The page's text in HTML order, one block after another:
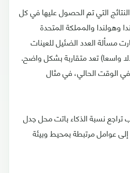
التي تم الحصول عليها في كل
وهولندا والمملكة المتحدة
مسألة العدد الضئيل للعينات
واسعا) تعد متقاربة بشكل واضح.
في الوقت الحالي، في مثال
نسبة الذكاء باتت محل جدل
عوامل مرتبطة بمحيط وبيئة